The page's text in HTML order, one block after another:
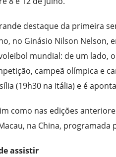
destaque da primeira
no Ginásio Nilson Nelson,
mundial: de um lado,
campeã olímpica e
(19h30 na Itália) e é
como nas edições
na China, programada
assistir